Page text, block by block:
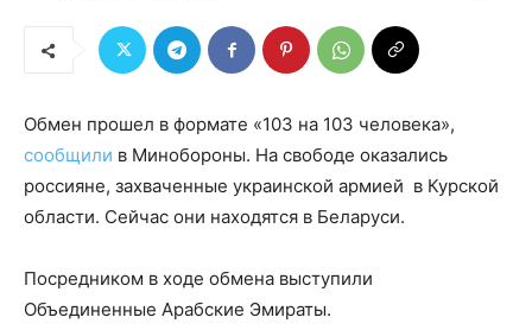
Обмен прошел в формате «103 на 103 человека»,
сообщили в Минобороны. На свободе оказались
россияне, захваченные украинской армией в Курской
области. Сейчас они находятся в Беларуси.
Посредником в ходе обмена выступили
Объединенные Арабские Эмираты.